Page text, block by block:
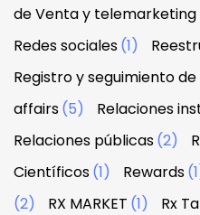
de Venta y telemarketing
Redes sociales(1)
Registro y seguimiento
affairs(5) Relaciones
Relaciones públicas(2)
Científicos(1) Rewards
(2)
RX MARKET (1) Rx